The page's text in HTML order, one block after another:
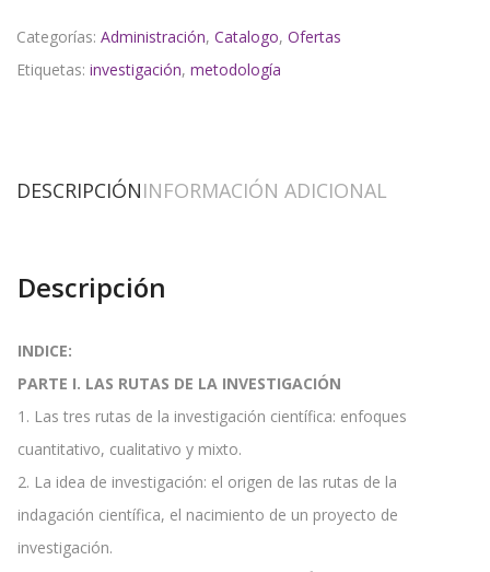
Categorías: Administración, Catalogo, Ofertas
Etiquetas: investigación, metodología
DESCRIPCIÓNINFORMACIÓN ADICIONAL
Descripción
INDICE:
PARTE I. LAS RUTAS DE LA INVESTIGACIÓN
1. Las tres rutas de la investigación científica: enfoques
cuantitativo, cualitativo y mixto.
2. La idea de investigación: el origen de las rutas de la
indagación científica, el nacimiento de un proyecto de
investigación.